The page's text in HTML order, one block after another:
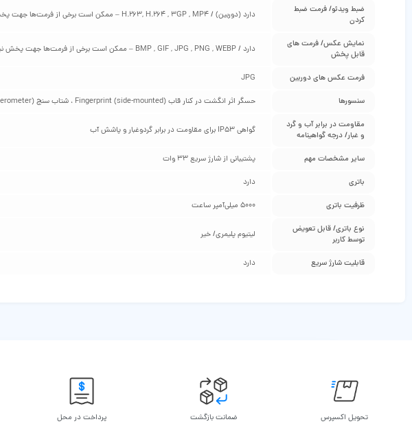
ضبط ویدئو/ فرمت ضبط
کردن
دارد (دوربین) / H.263, H.264 , 3GP , MP4 – ممکن است برخی از فرمت‌ها جهت پخش نیاز به نصب نرم‌افزار مخصوص به خود را داشته باشند
نمایش عکس/ فرمت‌ های
قابل پخش
دارد / BMP , GIF , JPG , PNG , WEBP – ممکن است برخی از فرمت‌ها جهت پخش نیاز به نصب نرم‌افزار مخصوص به خود را داشته باشند
فرمت عکس‌ های دوربین JPG
سنسورها حسگر اثر انگشت در کنار قاب (Fingerprint (side-mounted ، شتاب سنج (Accelerometer)، قطب نما (Compass) ، سنسور مجاورت (proximity) ژیروسکوپ (gyro)
مقاومت در برابر آب و گرد
و غبار/ درجه گواهینامه
گواهی IP53 برای مقاومت در برابر گردوغبار و پاشش آب
سایر مشخصات مهم پشتیبانی از شارژ سریع 33 وات
باتری دارد
ظرفیت باتری 5000 میلی‌آمپر ساعت
نوع باتری/ قابل تعویض
توسط کاربر
لیتیوم پلیمری/ خیر
قابلیت شارژ سریع دارد
تحویل اکسپرس ضمانت بازگشت پرداخت در محل